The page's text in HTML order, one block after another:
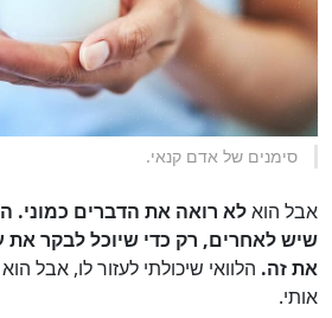
סימנים של אדם קנאי.
אבל הואלא רואה את הדברים כמוני.
שיש לאחרים, רק כדי שיוכל לבקר את
את זה. הלוואי שיכולתי לעזור לו, אבל
אותי.